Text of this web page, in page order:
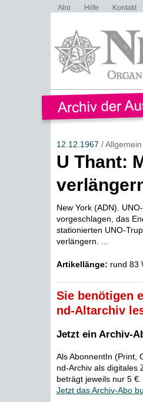
Abo Hilfe Kontakt
12.12.1967 / Allgemein
U Thant:
New York (ADN).
vorgeschlagen, das
stationierten UNO-
verlängern. ...
Artikellänge: rund 83
Sie benötigen
nd-Altarchiv
Jetzt ein Archiv-
Als AbonnentIn (Print,
nd-Archiv als digitales
beträgt jeweils nur 5 €.
Jetzt das Archiv-Abo